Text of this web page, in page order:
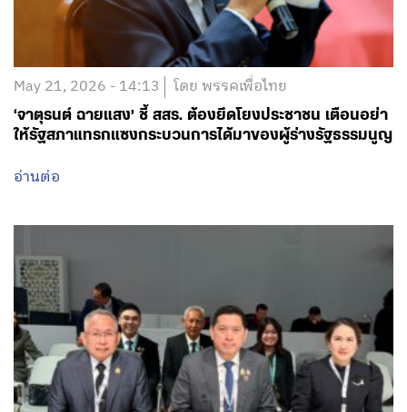
May 21, 2026 - 14:13 โดย พรรคเพื่อไทย
‘จาตุรนต์ ฉายแสง’ ชี้ สสร. ต้องยึดโยงประชาชน เตือนอย่า
ให้รัฐสภาแทรกแซงกระบวนการได้มาของผู้ร่างรัฐธรรมนูญ
อ่านต่อ